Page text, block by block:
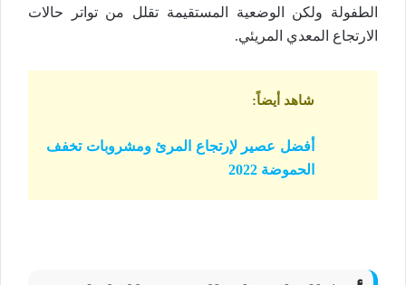
الطفولة ولكن الوضعية المستقيمة تقلل من تواتر حالات
الارتجاع المعدي المريئي.
شاهد أيضاً:
أفضل عصير لإرتجاع المرئ ومشروبات تخفف
الحموضة 2022